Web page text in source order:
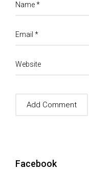
Name*
Email *
Website
Facebook